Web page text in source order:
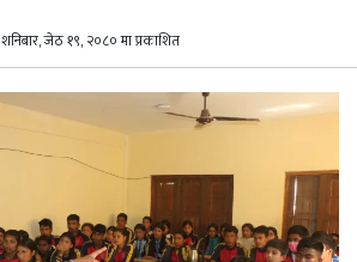
शनिबार, जेठ १९, २०८० मा प्रकाशित